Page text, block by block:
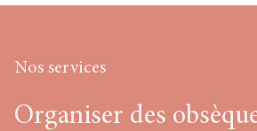
Nos services
Organiser des